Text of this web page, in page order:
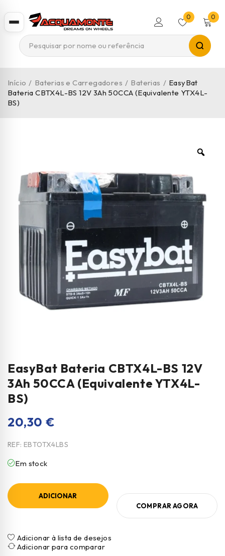
0 0
Início / Baterias e Carregadores / Baterias / EasyBat
Bateria CBTX4L-BS 12V 3Ah 50CCA (Equivalente YTX4L-
BS)
EasyBat Bateria CBTX4L-BS 12V
3Ah 50CCA (Equivalente YTX4L-
BS)
20,30 €
REF: EBTOTX4LBS
Em stock
ADICIONAR
COMPRAR AGORA
Adicionar à lista de desejos
Adicionar para comparar